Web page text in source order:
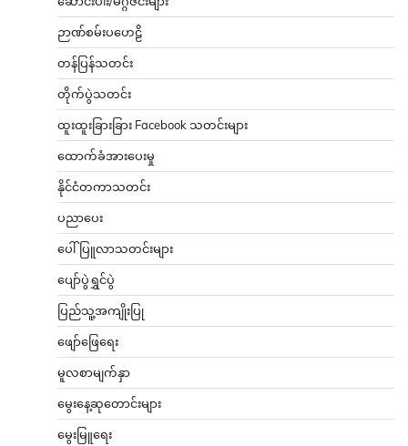
ဉာဏ်စမ်းပဟေဠိ
တန်ပြန်သတင်း
တိုက်ပွဲသတင်း
ထူးထူးခြားခြား Facebook သတင်းများ
ထောက်ခံအားပေးမှု
နိုင်ငံတကာသတင်း
ပညာပေး
ပေါ်ပြူလာသတင်းများ
ပျော်ပွဲရွှင်ပွဲ
ပြည်သူ့အကျိုးပြု
ဖျော်ဖြေရေး
မူလစာမျက်နှာ
မွေးနေ့ဆုတောင်းများ
မွေးမြူရေး